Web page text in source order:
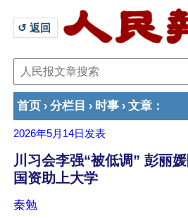
↺ 返回
首页 › 分栏目 › 时事 › 文章 ：
2026年5月14日 发表
川习会李强“被低调” 彭丽
国资助上大学
秦勉